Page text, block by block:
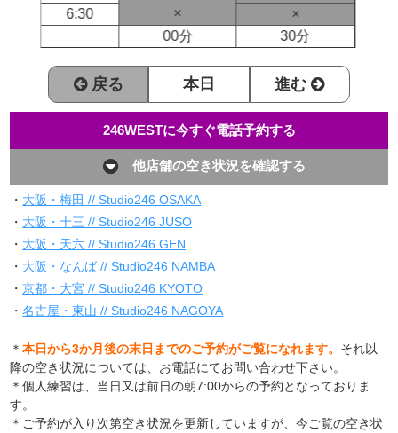
6:30
×
×
00分
30分
戻る 本日 進む
246WESTに今すぐ電話予約する
他店舗の空き状況を確認する
・ 大阪・梅田 // Studio246 OSAKA
・ 大阪・十三 // Studio246 JUSO
・ 大阪・天六 // Studio246 GEN
・ 大阪・なんば // Studio246 NAMBA
・京都・大宮 // Studio246 KYOTO
・名古屋・東山 // Studio246 NAGOYA
＊本日から3か月後の末日までのご予約がご覧になれます。 それ以
降の空き状況については、お電話にてお問い合わせ下さい。
＊個人練習は、当日又は前日の朝7:00からの予約となっておりま
す。
＊ご予約が入り次第空き状況を更新していますが、今ご覧の空き状